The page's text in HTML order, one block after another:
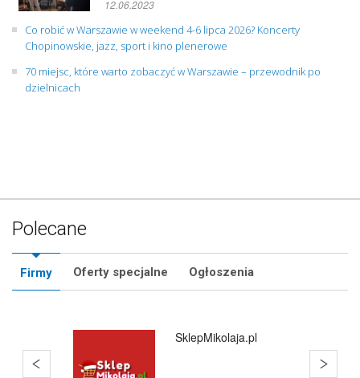
12.06.2023
Co robić w Warszawie w weekend 4-6 lipca 2026? Koncerty
Chopinowskie, jazz, sport i kino plenerowe
70 miejsc, które warto zobaczyć w Warszawie – przewodnik po
dzielnicach
Polecane
Firmy Oferty specjalne Ogłoszenia
SklepMikolaja.pl